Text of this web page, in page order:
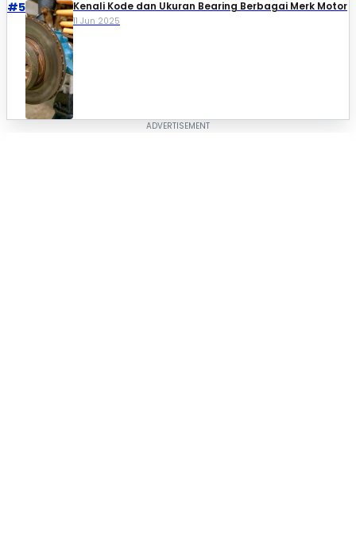
#5 Kenali Kode dan Ukuran Bearing Berbagai Merk Motor
11 Jun 2025